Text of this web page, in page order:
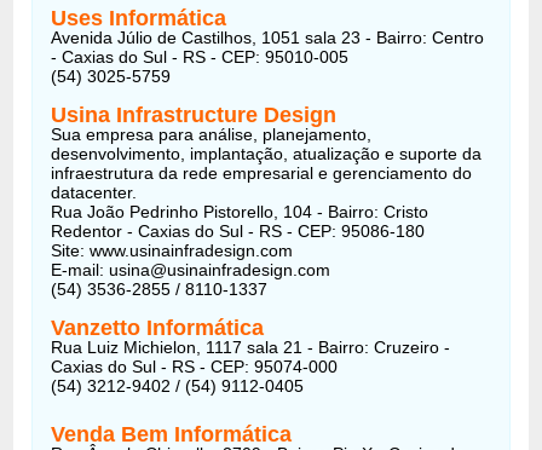
Uses Informática
Avenida Júlio de Castilhos, 1051 sala 23 - Bairro: Centro
- Caxias do Sul - RS - CEP: 95010-005
(54) 3025-5759
Usina Infrastructure Design
Sua empresa para análise, planejamento,
desenvolvimento, implantação, atualização e suporte da
infraestrutura da rede empresarial e gerenciamento do
datacenter.
Rua João Pedrinho Pistorello, 104 - Bairro: Cristo
Redentor - Caxias do Sul - RS - CEP: 95086-180
Site: www.usinainfradesign.com
E-mail: usina@usinainfradesign.com
(54) 3536-2855 / 8110-1337
Vanzetto Informática
Rua Luiz Michielon, 1117 sala 21 - Bairro: Cruzeiro -
Caxias do Sul - RS - CEP: 95074-000
(54) 3212-9402 / (54) 9112-0405
Venda Bem Informática